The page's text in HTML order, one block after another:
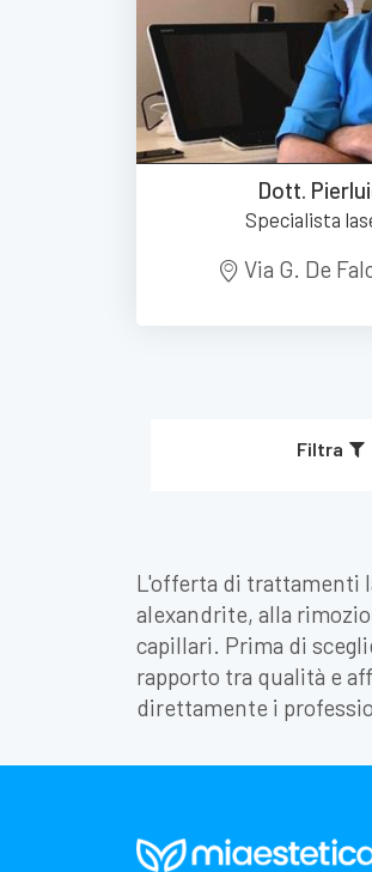
Dott.
Specialista
Via G. De
Filtra
L'offerta di trattamenti
alexandrite, alla
capillari. Prima di
rapporto tra qualità e
direttamente i